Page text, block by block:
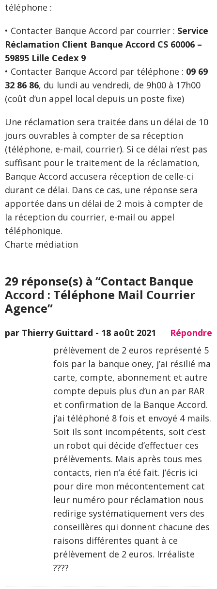
téléphone :
• Contacter Banque Accord par courrier : Service
Réclamation Client Banque Accord CS 60006 –
59895 Lille Cedex 9
• Contacter Banque Accord par téléphone : 09 69
32 86 86, du lundi au vendredi, de 9h00 à 17h00
(coût d’un appel local depuis un poste fixe)
Une réclamation sera traitée dans un délai de 10
jours ouvrables à compter de sa réception
(téléphone, e-mail, courrier). Si ce délai n’est pas
suffisant pour le traitement de la réclamation,
Banque Accord accusera réception de celle-ci
durant ce délai. Dans ce cas, une réponse sera
apportée dans un délai de 2 mois à compter de
la réception du courrier, e-mail ou appel
téléphonique.
Charte médiation
29 réponse(s) à “Contact Banque
Accord : Téléphone Mail Courrier
Agence”
par Thierry Guittard - 18 août 2021
Répondre
prélèvement de 2 euros représenté 5
fois par la banque oney, j’ai résilié ma
carte, compte, abonnement et autre
compte depuis plus d’un an par RAR
et confirmation de la Banque Accord.
j’ai téléphoné 8 fois et envoyé 4 mails.
Soit ils sont incompétents, soit c’est
un robot qui décide d’effectuer ces
prélèvements. Mais après tous mes
contacts, rien n’a été fait. J’écris ici
pour dire mon mécontentement cat
leur numéro pour réclamation nous
redirige systématiquement vers des
conseillères qui donnent chacune des
raisons différentes quant à ce
prélèvement de 2 euros. Irréaliste
????